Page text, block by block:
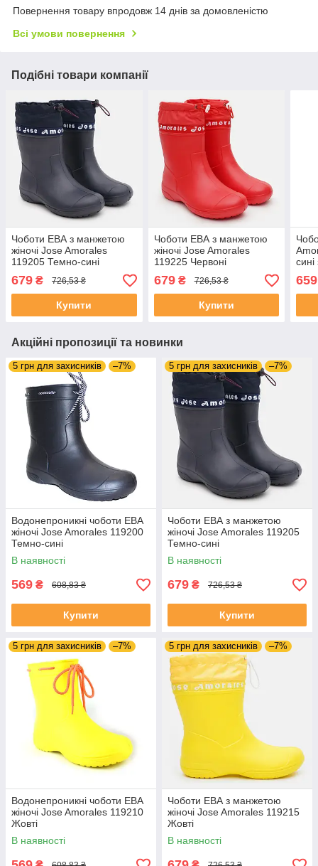
Повернення товару впродовж 14 днів за домовленістю
Всі умови повернення
Подібні товари компанії
Чоботи ЕВА з манжетою
жіночі Jose Amorales
119205 Темно-сині
679 ₴ 726,53 ₴
Купити
Чоботи ЕВА з манжетою
жіночі Jose Amorales
119225 Червоні
679₴ 726,53 ₴
Купити
659
Акційні пропозиції та новинки
5 грн для захисників –7%
Водонепроникні чоботи ЕВА
жіночі Jose Amorales 119200
Темно-сині
В наявності
569 ₴ 608,83 ₴
Купити
5 грн для захисників –7%
Чоботи ЕВА з манжетою
жіночі Jose Amorales 119205
Темно-сині
В наявності
679 ₴ 726,53 ₴
Купити
5 грн для захисників –7%
Водонепроникні чоботи ЕВА
жіночі Jose Amorales 119210
Жовті
В наявності
5 грн для захисників –7%
Чоботи ЕВА з манжетою
жіночі Jose Amorales 119215
Жовті
В наявності